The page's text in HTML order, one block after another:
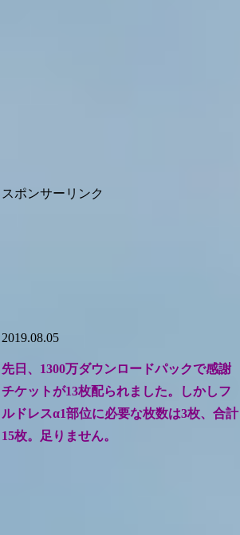
スポンサーリンク
2019.08.05
先日、1300万ダウンロードパックで感謝
チケットが13枚配られました。しかしフ
ルドレスα1部位に必要な枚数は3枚、合計
15枚。足りません。